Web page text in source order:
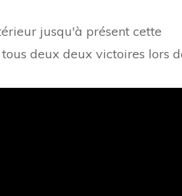
jusqu'à présent cette
deux deux victoires lors